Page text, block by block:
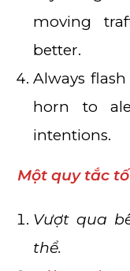
moving
better.
Always
horn to
intentions.
Một quy tắc
Vượt qua
thể.